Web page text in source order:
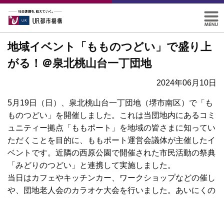
地域イベント「もものつどい」で盛り上
がる！＠泉北桃山台一丁団地
2024年06月10日
5月19日（日）、泉北桃山台一丁団地（堺市南区）で「も
ものつどい」を開催しました。これは当団地内にあるコミ
ュニティー拠点「ももポート」を地域の皆さまに知ってい
ただくことを目的に、ももポート運営会議体が主催したイ
ベントです。近隣の西原公園で開催された市民活動の祭典
「みどりのつどい」と連携して実施しました。
当日はカフェやキッチンカー、ワークショップなどの催し
や、団地老人会のカラオケ大会を行いました。あいにくの